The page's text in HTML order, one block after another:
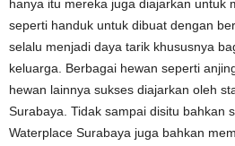
hanya itu mereka juga diajarkan untuk
seperti handuk untuk dibuat dengan
selalu menjadi daya tarik khususnya
keluarga. Berbagai hewan seperti
hewan lainnya sukses diajarkan oleh
Surabaya. Tidak sampai disitu bahkan
Waterplace Surabaya juga bahkan